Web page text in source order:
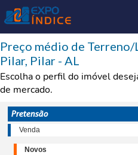
Preço médio de
Pilar, Pilar - AL
Escolha o perfil do imóvel
de mercado.
Pretensão
Venda
Novos